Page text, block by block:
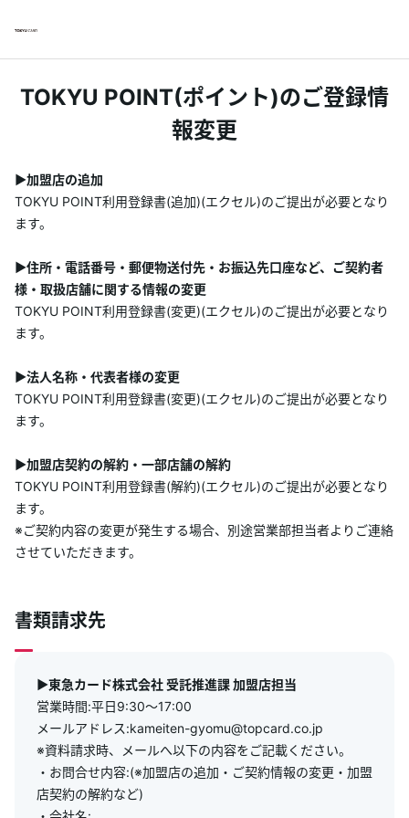
TOKYU POINT(ポイント)のご登録情
報変更
▶加盟店の追加
TOKYU POINT利用登録書(追加)(エクセル)のご提出が必要となり
ます。
▶住所・電話番号・郵便物送付先・お振込先口座など、ご契約者
様・取扱店舗に関する情報の変更
TOKYU POINT利用登録書(変更)(エクセル)のご提出が必要となり
ます。
▶法人名称・代表者様の変更
TOKYU POINT利用登録書(変更)(エクセル)のご提出が必要となり
ます。
▶加盟店契約の解約・一部店舗の解約
TOKYU POINT利用登録書(解約)(エクセル)のご提出が必要となり
ます。
※ご契約内容の変更が発生する場合、別途営業部担当者よりご連絡
させていただきます。
書類請求先
▶東急カード株式会社 受託推進課 加盟店担当
営業時間:平日9:30～17:00
メールアドレス:kameiten-gyomu@topcard.co.jp
※資料請求時、メールへ以下の内容をご記載ください。
・お問合せ内容:(※加盟店の追加・ご契約情報の変更・加盟
店契約の解約など)